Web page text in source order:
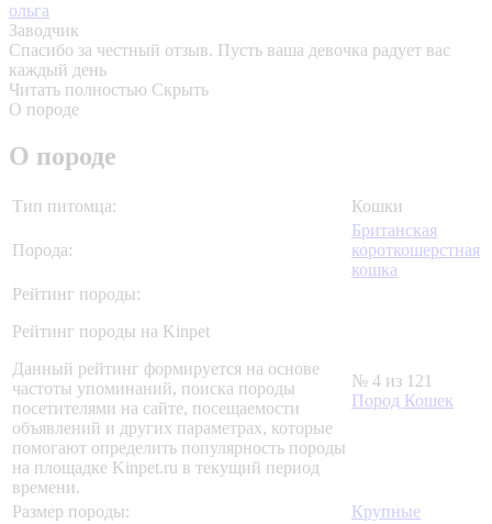
ольга
Заводчик
Спасибо за честный отзыв. Пусть ваша девочка радует вас
каждый день
Читать полностью Скрыть
О породе
О породе
Тип питомца: Кошки
Порода:
Британская
короткошерстная
кошка
Рейтинг породы:
Рейтинг породы на Kinpet
Данный рейтинг формируется на основе
частоты упоминаний, поиска породы
посетителями на сайте, посещаемости
объявлений и других параметрах, которые
помогают определить популярность породы
на площадке Kinpet.ru в текущий период
времени.
№ 4 из 121
Пород Кошек
Размер породы:
Крупные